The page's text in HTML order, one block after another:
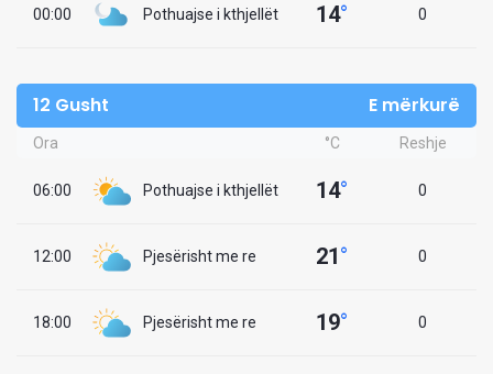
00:00 Pothuajse i kthjellët 14° 0
12 Gusht E mërkurë
Ora °C Reshje
06:00 Pothuajse i kthjellët 14° 0
12:00 Pjesërisht me re 21° 0
18:00 Pjesërisht me re 19° 0